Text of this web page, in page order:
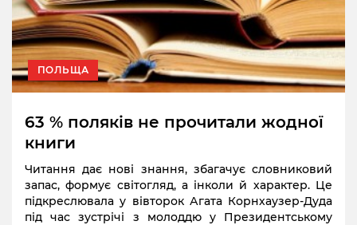
ПОЛЬЩА
63 % поляків не прочитали жодної
книги
Читання дає нові знання, збагачує словниковий
запас, формує світогляд, а інколи й характер. Це
підкреслювала у вівторок Агата Корнхаузер-Дуда
під час зустрічі з молоддю у Президентському